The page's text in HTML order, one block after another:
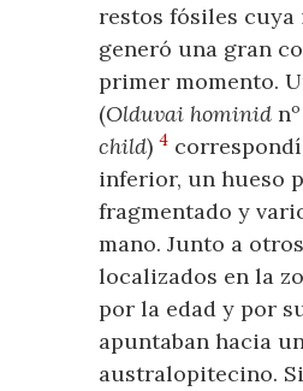
restos fósiles
generó una gran
primer momento.
(Olduvai hominid
child)4
inferior, un hueso
fragmentado y
mano. Junto a
localizados en la
por la edad y por
apuntaban hacia
australopitecino.